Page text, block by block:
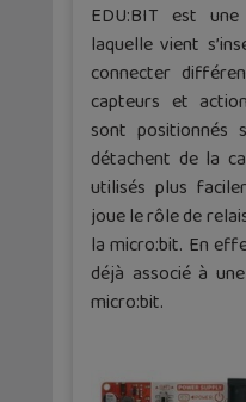
EDU:BIT est
laquelle vient
connecter
capteurs et
sont positionnés
détachent de la
utilisés plus
joue le rôle de
la micro:bit. En
déjà associé à
micro:bit.